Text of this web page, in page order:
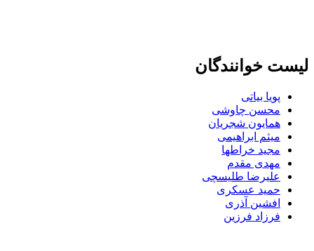
لیست خوانندگان
پویا بیاتی
محسن چاوشی
همایون شجریان
میثم ابراهیمی
مجید خراطها
مهدی مقدم
علیرضا طلیسچی
حمید عسکری
افشین آذری
فرزاد فرزین